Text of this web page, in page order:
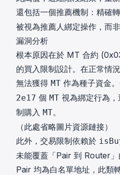
還包括一個推薦機制：精確
被視為推薦人綁定操作，而非
漏洞分析
根本原因在於 MT 合約 (
的買入限制設計。在正常情
無法獲得 MT 作為種子資金
2e17 個 MT 視為綁定行為
制購入 MT。
（此處省略圖片資源鏈接）
此外，交易限制依賴於
未能覆蓋「Pair 到 Router
Pair 均為白名單地址，此類